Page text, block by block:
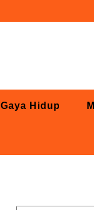
Gaya Hidup